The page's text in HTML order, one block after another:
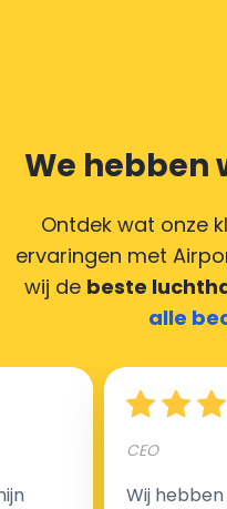
We hebben
Ontdek wat onze
ervaringen met
wij de beste
alle
CEO
Wij